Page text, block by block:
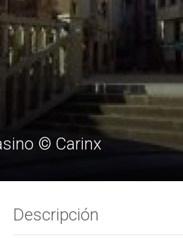
© Carinx
Descripción